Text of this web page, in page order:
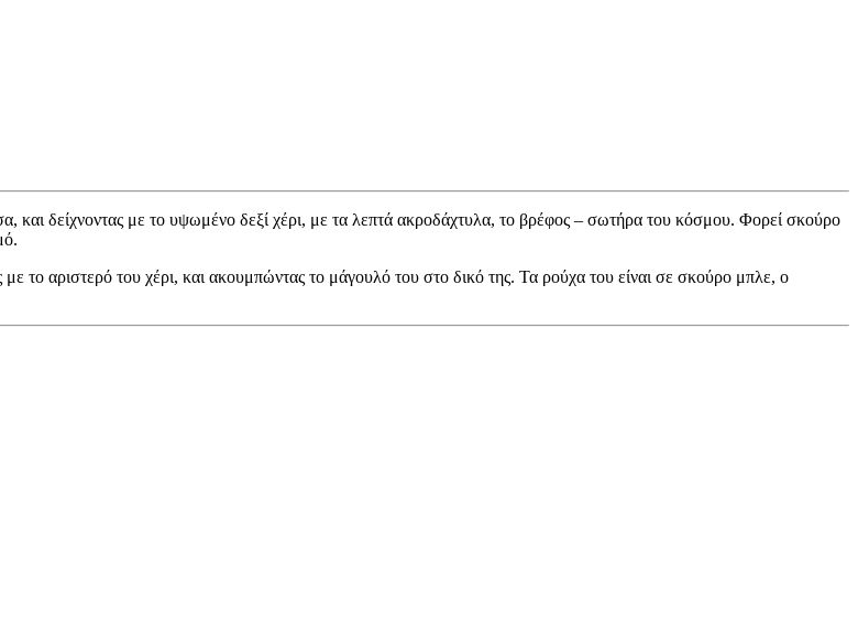
και δείχνοντας με το υψωμένο δεξί χέρι, με τα λεπτά ακροδάχτυλα, το βρέφος – σωτήρα του κόσμου. Φορεί σκούρο
το αριστερό του χέρι, και ακουμπώντας το μάγουλό του στο δικό της. Τα ρούχα του είναι σε σκούρο μπλε, ο